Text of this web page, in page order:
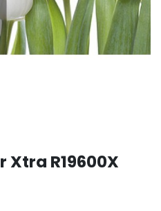
R19600X